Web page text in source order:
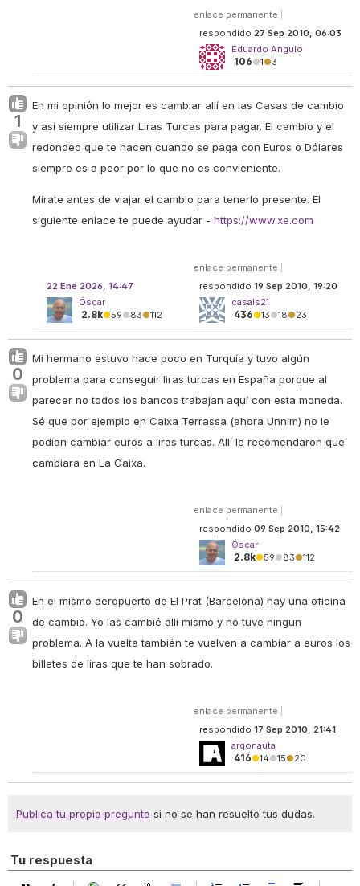
enlace permanente
respondido 27 Sep 2010, 06:03
Eduardo Angulo
106●1●3
1
En mi opinión lo mejor es cambiar allí en las Casas de cambio
y así siempre utilizar Liras Turcas para pagar. El cambio y el
redondeo que te hacen cuando se paga con Euros o Dólares
siempre es a peor por lo que no es convieniente.
Mírate antes de viajar el cambio para tenerlo presente. El
siguiente enlace te puede ayudar - https://www.xe.com
enlace permanente
respondido 19 Sep 2010, 19:20
casals21
436●13●18●23
22 Ene 2026, 14:47
Óscar
2.8k●59●83●112
0
Mi hermano estuvo hace poco en Turquía y tuvo algún
problema para conseguir liras turcas en España porque al
parecer no todos los bancos trabajan aquí con esta moneda.
Sé que por ejemplo en Caixa Terrassa (ahora Unnim) no le
podían cambiar euros a liras turcas. Allí le recomendaron que
cambiara en La Caixa.
enlace permanente
respondido 09 Sep 2010, 15:42
Óscar
2.8k●59●83●112
0
En el mismo aeropuerto de El Prat (Barcelona) hay una oficina
de cambio. Yo las cambié allí mismo y no tuve ningún
problema. A la vuelta también te vuelven a cambiar a euros los
billetes de liras que te han sobrado.
enlace permanente
respondido 17 Sep 2010, 21:41
arqonauta
416●14●15●20
Publica tu propia pregunta si no se han resuelto tus dudas.
Tu respuesta